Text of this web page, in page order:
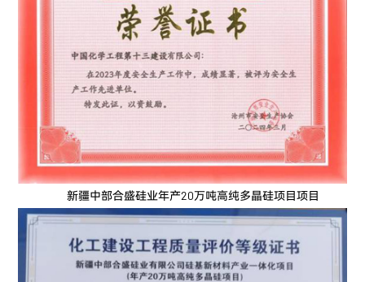
新疆中部合盛硅业年产20万吨高纯多晶硅项目项目